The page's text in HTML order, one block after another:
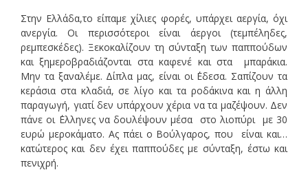
Στην Ελλάδα,το είπαμε χίλιες φορές, υπάρχει αεργία, όχι
ανεργία. Οι περισσότεροι είναι άεργοι (τεμπέληδες,
ρεμπεσκέδες). Ξεκοκαλίζουν τη σύνταξη των παππούδων
και ξημεροβραδιάζονται στα καφενέ και στα μπαράκια.
Μην τα ξαναλέμε. Δίπλα μας, είναι οι ΄Εδεσα. Σαπίζουν τα
κεράσια στα κλαδιά, σε λίγο και τα ροδάκινα και η άλλη
παραγωγή, γιατί δεν υπάρχουν χέρια να τα μαζέψουν. Δεν
πάνε οι ΄Ελληνες να δουλέψουν μέσα στο λιοπύρι με 30
ευρώ μεροκάματο. Ας πάει ο Βούλγαρος, που είναι και…
κατώτερος και δεν έχει παππούδες με σύνταξη, έστω και
πενιχρή.